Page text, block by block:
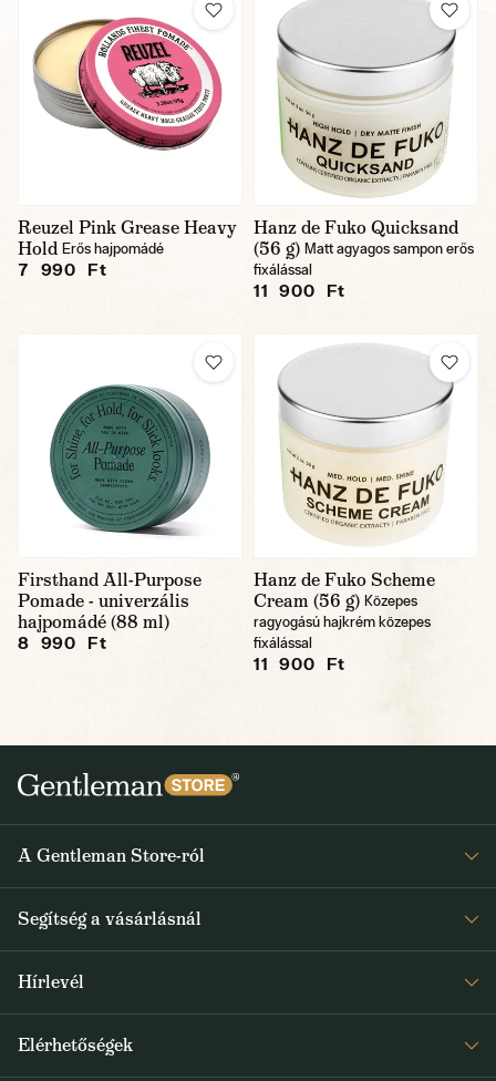
Reuzel Pink Grease Heavy
Hold Erős hajpomádé
7 990 Ft
Hanz de Fuko Quicksand
(56 g) Matt agyagos sampon erős
fixálással
11 900 Ft
Firsthand All-Purpose
Pomade - univerzális
hajpomádé (88 ml)
8 990 Ft
Hanz de Fuko Scheme
Cream (56 g) Közepes
ragyogású hajkrém közepes
fixálással
11 900 Ft
A Gentleman Store-ról
Rólunk
Journal
Segítség a vásárlásnál
Általános Szerződési Feltételek
Hírlevél
a speciális kínálatokról
Elérhetőségek